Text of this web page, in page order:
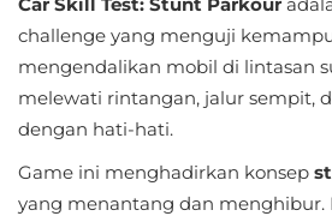
Sports
Standalone
Story-
Driven
challenge yang menguji
mengendalikan mobil di lintasan
melewati rintangan, jalur sempit,
dengan hati-hati.
Game ini menghadirkan konsep
yang menantang dan menghibur.